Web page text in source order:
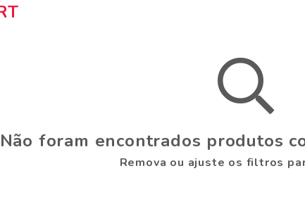
Não foram encontrados produtos
Remova ou ajuste os filtros